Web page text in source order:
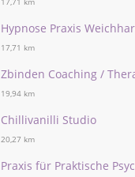
Hypnose Praxis
17,71 km
Zbinden Coaching /
19,94 km
Chillivanilli Studio
20,27 km
Praxis für Praktische